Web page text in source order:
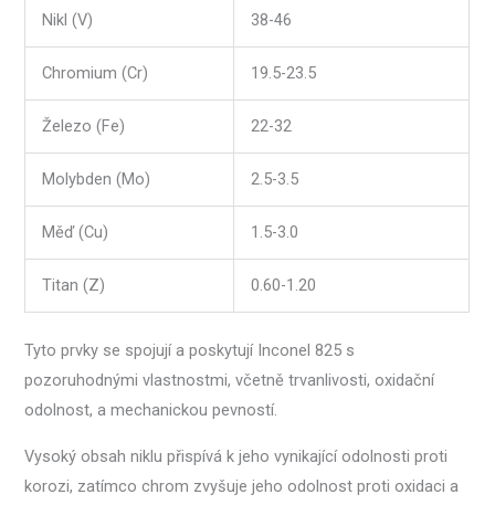
Nikl (V) 38-46
Chromium (Cr) 19.5-23.5
Železo (Fe) 22-32
Molybden (Mo) 2.5-3.5
Měď (Cu) 1.5-3.0
Titan (Z) 0.60-1.20
Tyto prvky se spojují a poskytují Inconel 825 s
pozoruhodnými vlastnostmi, včetně trvanlivosti, oxidační
odolnost, a mechanickou pevností.
Vysoký obsah niklu přispívá k jeho vynikající odolnosti proti
korozi, zatímco chrom zvyšuje jeho odolnost proti oxidaci a